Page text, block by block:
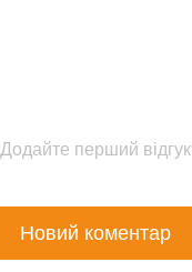
Додайте перший відгук
Новий коментар